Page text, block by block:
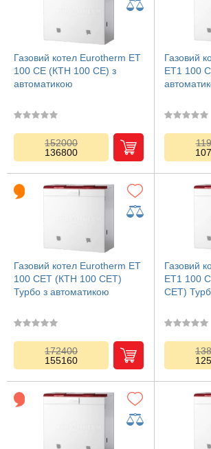
Газовий котел Eurotherm ЕТ
100 СЕ (КТН 100 CЕ) з
автоматикою
152000
136800
Газовий
ЕТ1 100
Газовий котел Eurotherm ЕТ
100 СЕT (КТН 100 CЕT)
Турбо з автоматикою
172400
155160
Газовий
ЕТ1 100
CЕT)